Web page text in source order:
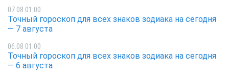
07.08 01:00
Точный гороскоп для всех знаков зодиака на сегодня
— 7 августа
06.08 01:00
Точный гороскоп для всех знаков зодиака на сегодня
— 6 августа